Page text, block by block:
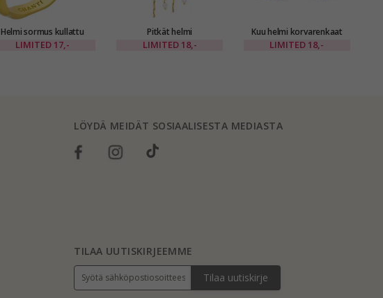
Helmi sormus kullattu
messinki - Eliné
LIMITED 17,-
Pitkät helmi
ketjukorvakorut kullattu
LIMITED 18,-
Kuu helmi korvarenkaat
kullattu messinki - Eliné
LIMITED 18,-
LÖYDÄ MEIDÄT SOSIAALISESTA MEDIASTA
TILAA UUTISKIRJEEMME
Tilaa uutiskirje